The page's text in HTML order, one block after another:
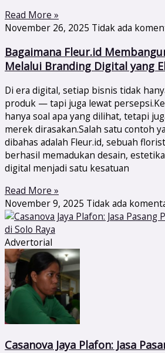
Read More »
November 26, 2025 Tidak ada
Bagaimana Fleur.id
Melalui Branding Digital yang
Di era digital, setiap bisnis tidak
produk — tapi juga lewat
hanya soal apa yang dilihat, tetapi
merek dirasakan.Salah satu contoh
dibahas adalah Fleur.id, sebuah
berhasil memadukan desain,
digital menjadi satu kesatuan
Read More »
November 9, 2025 Tidak ada
Advertorial
Casanova Jaya Plafon: Jasa